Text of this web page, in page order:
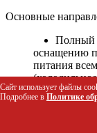
Основные
Полный
оснащению
питания
Сайт использует файлы
Подробнее в Политике